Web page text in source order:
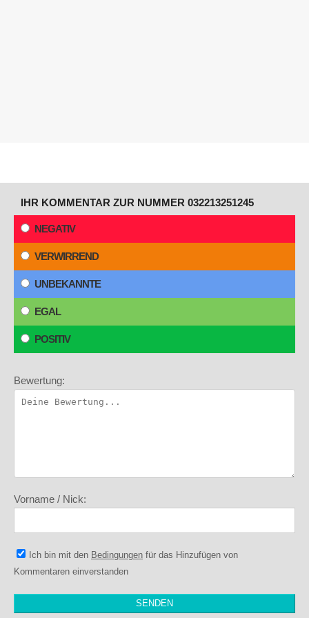
IHR KOMMENTAR ZUR NUMMER 032213251245
NEGATIV
VERWIRREND
UNBEKANNTE
EGAL
POSITIV
Bewertung:
Vorname / Nick:
Ich bin mit den Bedingungen für das Hinzufügen von
Kommentaren einverstanden